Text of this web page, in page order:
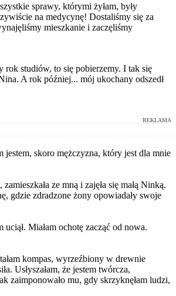
sprawy, którymi żyłam, były
na medycynę! Dostaliśmy się za
mieszkanie i zaczęliśmy
REKLAMA
rok studiów, to się pobierzemy. I tak się
A rok później... mój ukochany odszedł
jestem, skoro mężczyzna, który jest dla mnie
ze mną i zajęła się małą Ninką.
gdzie zdradzone żony opowiadały swoje
uciął. Miałam ochotę zacząć od nowa.
kompas, wyrzeźbiony w drewnie
Usłyszałam, że jestem twórcza,
zaimponowało mu, gdy skrzyknęłam ludzi,